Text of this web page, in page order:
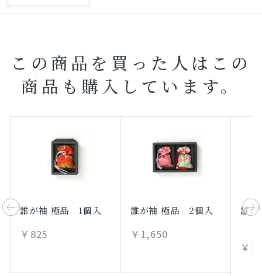
この商品を買った人はこの
商品も購入しています。
誰が袖 極品 1個入
￥825
誰が袖 極品 2個入
￥1,650
誰
￥